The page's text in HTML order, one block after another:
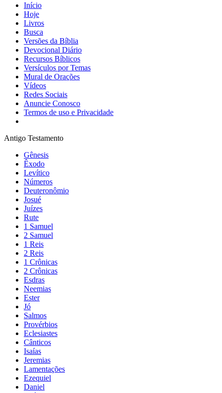
Início
Hoje
Livros
Busca
Versões da Bíblia
Devocional Diário
Recursos Bíblicos
Versículos por Temas
Mural de Orações
Vídeos
Redes Sociais
Anuncie Conosco
Termos de uso e Privacidade
Antigo Testamento
Gênesis
Êxodo
Levítico
Números
Deuteronômio
Josué
Juízes
Rute
1 Samuel
2 Samuel
1 Reis
2 Reis
1 Crônicas
2 Crônicas
Esdras
Neemias
Ester
Jó
Salmos
Provérbios
Eclesiastes
Cânticos
Isaías
Jeremias
Lamentações
Ezequiel
Daniel